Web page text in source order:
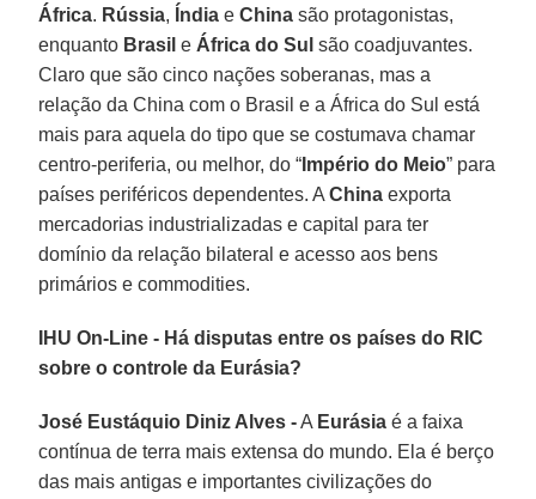
África. Rússia, Índia eChina são protagonistas,
enquanto Brasil e África do Sul são coadjuvantes.
Claro que são cinco nações soberanas, mas a
relação da China com o Brasil e a África do Sul está
mais para aquela do tipo que se costumava chamar
centro-periferia, ou melhor, do “ Império do Meio” para
países periféricos dependentes. AChina exporta
mercadorias industrializadas e capital para ter
domínio da relação bilateral e acesso aos bens
primários e commodities.
IHU On-Line - Há disputas entre os países do RIC
sobre o controle da Eurásia?
José Eustáquio Diniz Alves -A Eurásia é a faixa
contínua de terra mais extensa do mundo. Ela é berço
das mais antigas e importantes civilizações do